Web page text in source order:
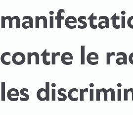
contre le
les